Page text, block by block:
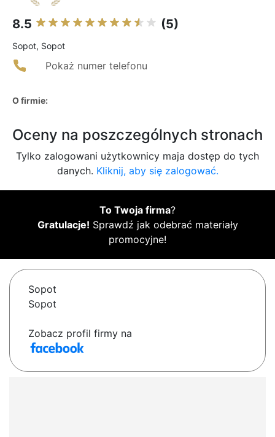
8.5 (5)
Sopot, Sopot
Pokaż numer telefonu
O firmie:
Oceny na poszczególnych stronach
Tylko zalogowani użytkownicy maja dostęp do tych
danych. Kliknij, aby się zalogować.
To Twoja firma?
Gratulacje! Sprawdź jak odebrać materiały
promocyjne!
Sopot
Sopot
Zobacz profil firmy na